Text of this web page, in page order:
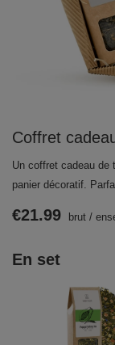
Coffret
Un coffret cadeau de
panier décoratif.
En set
€21.99 brut /